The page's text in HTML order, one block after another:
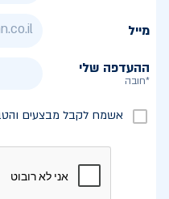
מייל
ההעדפה שלי
*חובה
אשמח לקבל מבצעים